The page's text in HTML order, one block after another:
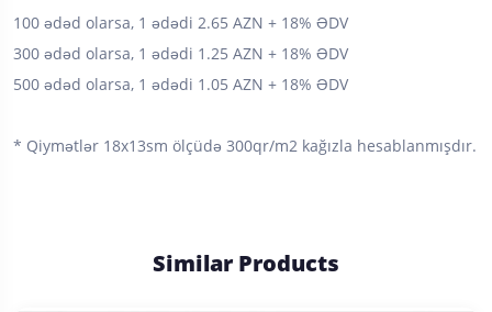
100 ədəd olarsa, 1 ədədi 2.65 AZN + 18% ƏDV
300 ədəd olarsa, 1 ədədi 1.25 AZN + 18% ƏDV
500 ədəd olarsa, 1 ədədi 1.05 AZN + 18% ƏDV
* Qiymətlər 18x13sm ölçüdə 300qr/m2 kağızla hesablanmışdır.
Similar Products